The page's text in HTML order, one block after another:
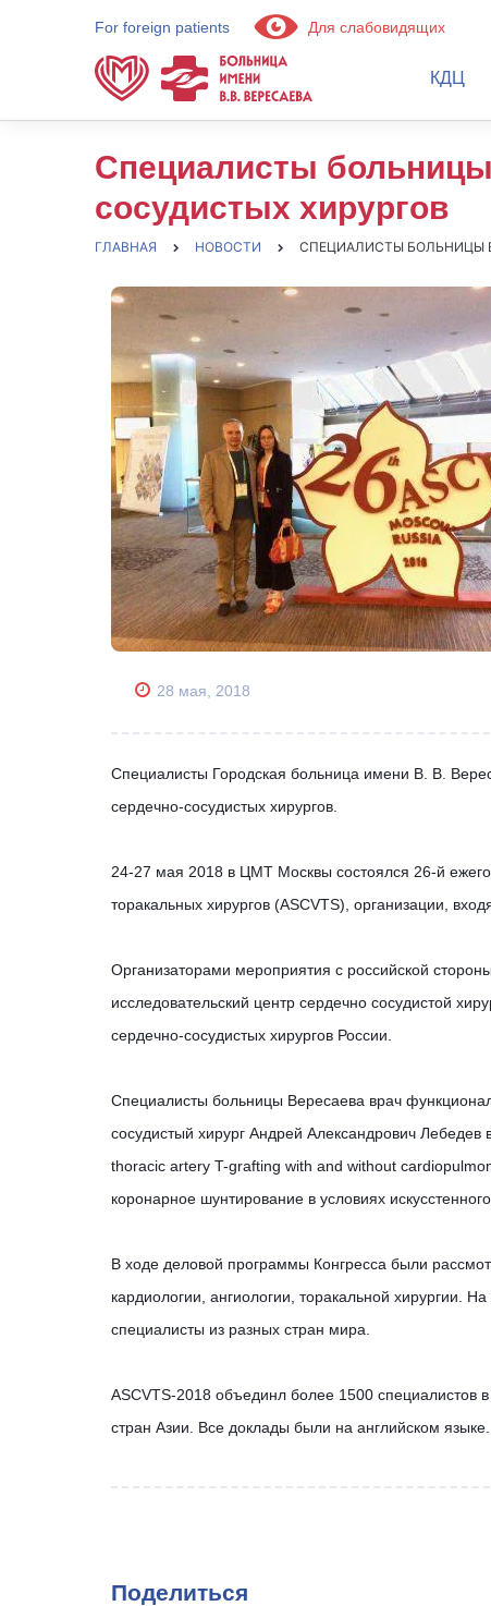
For foreign patients Для слабовидящих
КДЦ
Специалисты больницы
сосудистых хирургов
ГЛАВНАЯ НОВОСТИ СПЕЦИАЛИСТЫ БОЛЬНИЦЫ
28 мая, 2018
Специалисты Городская больница имени В. В.
сердечно-сосудистых хирургов.
24-27 мая 2018 в ЦМТ Москвы состоялся 26-й
торакальных хирургов (ASCVTS), организации,
Организаторами мероприятия с российской
исследовательский центр сердечно сосудистой
сердечно-сосудистых хирургов России.
Специалисты больницы Вересаева врач
сосудистый хирург Андрей Александрович
thoracic artery T-grafting with and without
коронарное шунтирование в условиях
В ходе деловой программы Конгресса были
кардиологии, ангиологии, торакальной хирургии.
специалисты из разных стран мира.
ASCVTS-2018 объединл более 1500 специалистов
стран Азии. Все доклады были на английском языке.
Поделиться